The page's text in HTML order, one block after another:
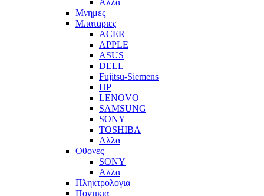
Μνημες
Μπαταριες
ACER
APPLE
ASUS
DELL
Fujitsu-Siemens
HP
LENOVO
SAMSUNG
SONY
TOSHIBA
Αλλα
Οθονες
SONY
Αλλα
Πληκτρολογια
Ποντικια